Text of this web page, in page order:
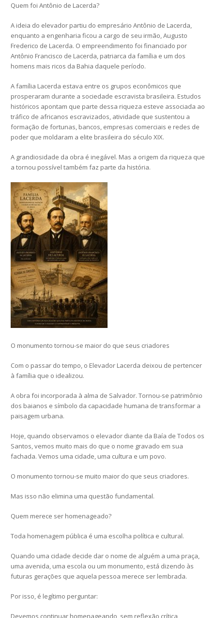
Quem foi Antônio de Lacerda?
A ideia do elevador partiu do empresário Antônio de Lacerda,
enquanto a engenharia ficou a cargo de seu irmão, Augusto
Frederico de Lacerda. O empreendimento foi financiado por
Antônio Francisco de Lacerda, patriarca da família e um dos
homens mais ricos da Bahia daquele período.
A família Lacerda estava entre os grupos econômicos que
prosperaram durante a sociedade escravista brasileira. Estudos
históricos apontam que parte dessa riqueza esteve associada ao
tráfico de africanos escravizados, atividade que sustentou a
formação de fortunas, bancos, empresas comerciais e redes de
poder que moldaram a elite brasileira do século XIX.
A grandiosidade da obra é inegável. Mas a origem da riqueza que
a tornou possível também faz parte da história.
O monumento tornou-se maior do que seus criadores
Com o passar do tempo, o Elevador Lacerda deixou de pertencer
à família que o idealizou.
A obra foi incorporada à alma de Salvador. Tornou-se patrimônio
dos baianos e símbolo da capacidade humana de transformar a
paisagem urbana.
Hoje, quando observamos o elevador diante da Baía de Todos os
Santos, vemos muito mais do que o nome gravado em sua
fachada. Vemos uma cidade, uma cultura e um povo.
O monumento tornou-se muito maior do que seus criadores.
Mas isso não elimina uma questão fundamental.
Quem merece ser homenageado?
Toda homenagem pública é uma escolha política e cultural.
Quando uma cidade decide dar o nome de alguém a uma praça,
uma avenida, uma escola ou um monumento, está dizendo às
futuras gerações que aquela pessoa merece ser lembrada.
Por isso, é legítimo perguntar:
Devemos continuar homenageando, sem reflexão crítica,